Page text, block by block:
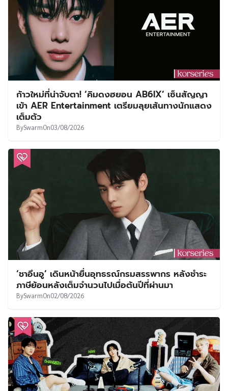
ก้าวใหม่ที่น่าจับตา! ‘คิมดงฮยอน AB6IX’ เซ็นสัญญา
เข้า AER Entertainment เตรียมลุยเส้นทางนักแสดง
เต็มตัว
BySwarmOn03/08/2026
‘ชาอึนอู’ เดินหน้ายื่นอุทธรณ์กรมสรรพากร หลังชำระ
ภาษีย้อนหลังเต็มจำนวนไปเมื่อต้นปีที่ผ่านมา
BySwarmOn02/08/2026